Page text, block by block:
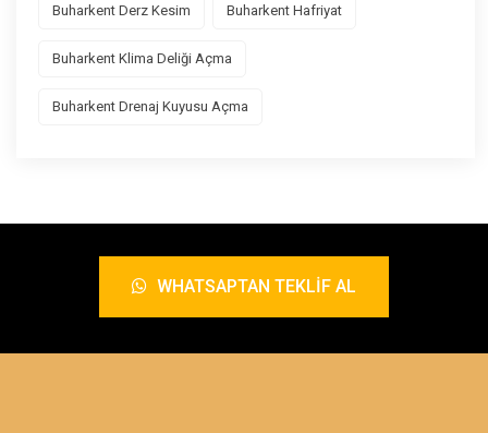
Buharkent Derz Kesim Buharkent Hafriyat
Buharkent Klima Deliği Açma
Buharkent Drenaj Kuyusu Açma
WHATSAPTAN TEKLIF AL